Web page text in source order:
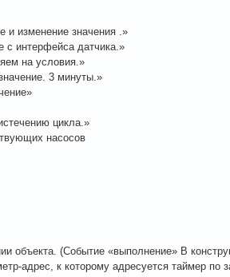
и изменение значения .»
с интерфейса датчика.»
на условия.»
3 минуты.»
цикла.»
насосов
объекта. (Событие «выполнение» В
адрес, к которому адресуется таймер по